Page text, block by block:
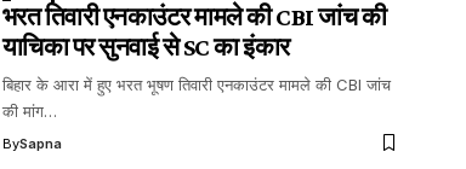
भरत तिवारी एनकाउंटर मामले की CBI जांच की
याचिका पर सुनवाई से SC का इंकार
बिहार के आरा में हुए भरत भूषण तिवारी एनकाउंटर मामले की CBI जांच
की मांग…
BySapna